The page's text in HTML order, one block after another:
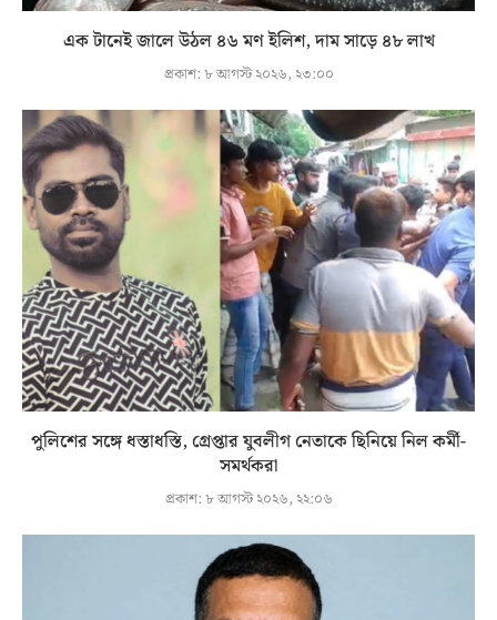
এক টানেই জালে উঠল ৪৬ মণ ইলিশ, দাম সাড়ে ৪৮ লাখ
প্রকাশ: ৮ আগস্ট ২০২৬, ২৩:০০
পুলিশের সঙ্গে ধস্তাধস্তি, গ্রেপ্তার যুবলীগ নেতাকে ছিনিয়ে নিল কর্মী-
সমর্থকরা
প্রকাশ: ৮ আগস্ট ২০২৬, ২২:০৬